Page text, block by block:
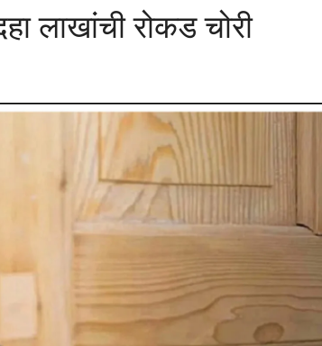
लाखांची रोकड चोरी